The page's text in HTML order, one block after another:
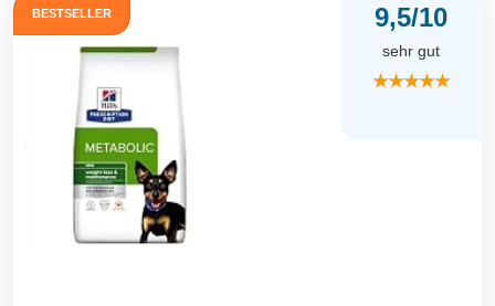
BESTSELLER 9,5/10
sehr gut
★★★★★